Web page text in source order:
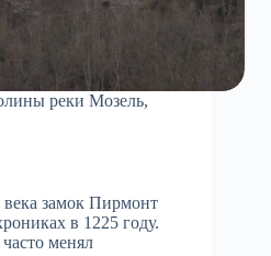
реки Мозель,
замок Пирмонт
в 1225 году.
менял